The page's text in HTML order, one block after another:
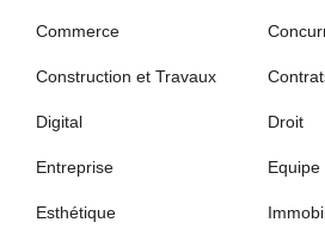
Commerce
Construction et Travaux
Digital Droit
Entreprise Equipe
Esthétique